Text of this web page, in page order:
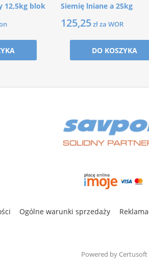
12,5kg blok Siemię lniane a 25kg
125,25zł za WOR
DO KOSZYKA
Ogólne warunki sprzedaży
Powered by Certusoft